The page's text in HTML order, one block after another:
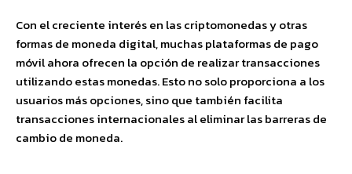
Con el creciente interés en las criptomonedas y otras
formas de moneda digital, muchas plataformas de pago
móvil ahora ofrecen la opción de realizar transacciones
utilizando estas monedas. Esto no solo proporciona a los
usuarios más opciones, sino que también facilita
transacciones internacionales al eliminar las barreras de
cambio de moneda.